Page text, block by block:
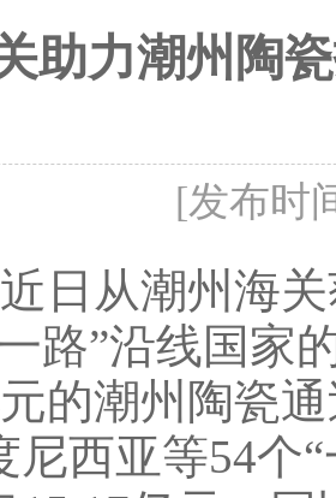
助力潮州陶
[发布时
从潮州海关
路”沿线国家
的潮州陶瓷
尼西亚等54个